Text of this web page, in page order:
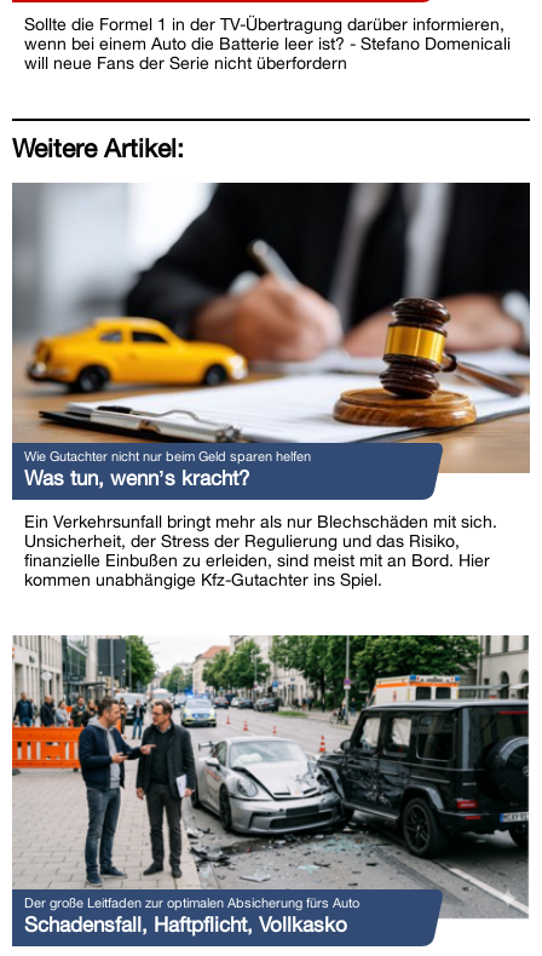
Sollte die Formel 1 in der TV-Übertragung darüber informieren,
wenn bei einem Auto die Batterie leer ist? - Stefano Domenicali
will neue Fans der Serie nicht überfordern
Weitere Artikel:
Wie Gutachter nicht nur beim Geld sparen helfen
Was tun, wenn’s kracht?
Ein Verkehrsunfall bringt mehr als nur Blechschäden mit sich.
Unsicherheit, der Stress der Regulierung und das Risiko,
finanzielle Einbußen zu erleiden, sind meist mit an Bord. Hier
kommen unabhängige Kfz-Gutachter ins Spiel.
Der große Leitfaden zur optimalen Absicherung fürs Auto
Schadensfall, Haftpflicht, Vollkasko